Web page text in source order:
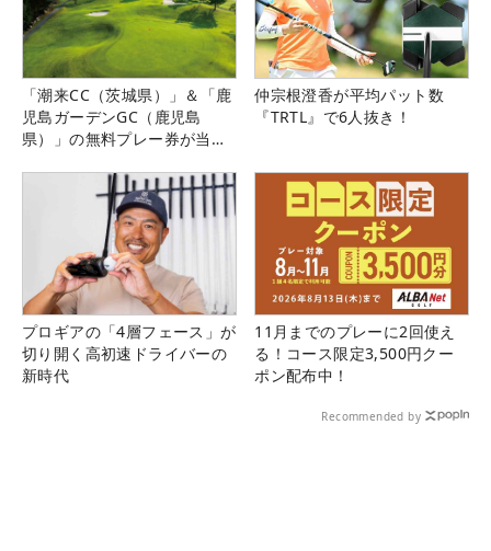
「潮来CC（茨城県）」＆「鹿
児島ガーデンGC（鹿児島
県）」の無料プレー券が当た
仲宗根澄香が平均パット数
『TRTL』で6人抜き！
プロギアの「4層フェース」が
切り開く高初速ドライバーの
新時代
11月までのプレーに2回使え
る！コース限定3,500円クー
ポン配布中！
Recommended by